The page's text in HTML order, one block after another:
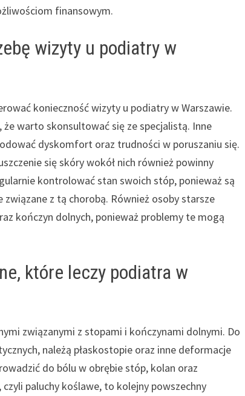
finansowym.
wizyty u podiatry w
konieczność wizyty u podiatry w Warszawie.
warto skonsultować się ze specjalistą. Inne
dyskomfort oraz trudności w poruszaniu się.
się skóry wokół nich również powinny
kontrolować stan swoich stóp, ponieważ są
z tą chorobą. Również osoby starsze
kończyn dolnych, ponieważ problemy te mogą
które leczy podiatra w
związanymi z stopami i kończynami dolnymi. Do
należą płaskostopie oraz inne deformacje
do bólu w obrębie stóp, kolan oraz
paluchy koślawe, to kolejny powszechny